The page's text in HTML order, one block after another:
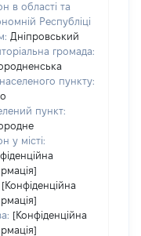
в області та
Республіці
Дніпровський
громада:
пункту:
пункт:
у місті:
[Конфіденційна
[Конфіденційна